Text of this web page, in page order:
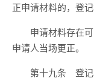
正申请材料的，登记
申请材料存在可
申请人当场更正。
第十九条 登记机